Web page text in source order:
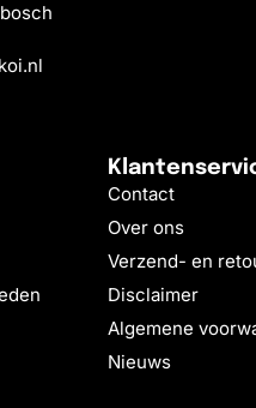
Contact
Over ons
Verzend- en
Disclaimer
Algemene
Nieuws